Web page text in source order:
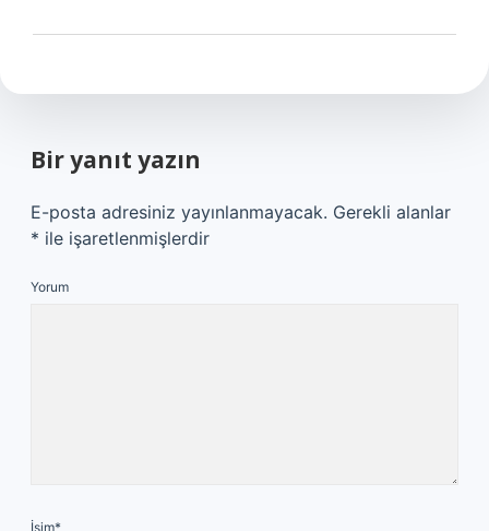
Bir yanıt yazın
E-posta adresiniz yayınlanmayacak. Gerekli alanlar
* ile işaretlenmişlerdir
Yorum
İsim*